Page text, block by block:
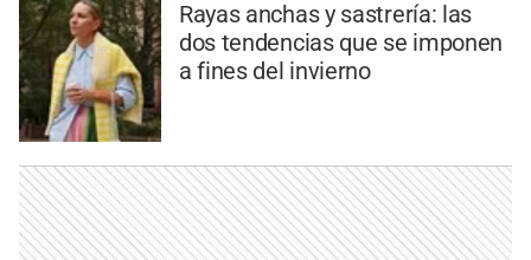
Rayas anchas y sastrería: las
dos tendencias que se imponen
a fines del invierno